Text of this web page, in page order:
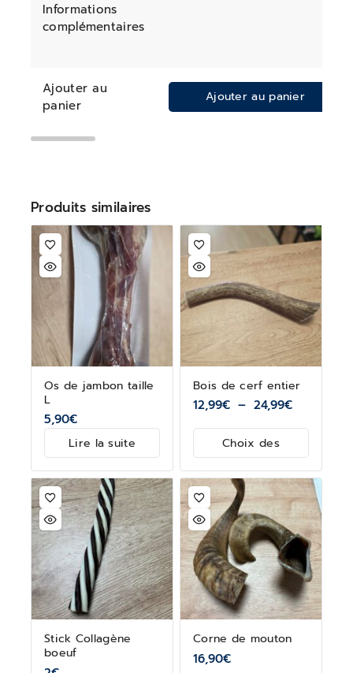
Informations
complémentaires
Ajouter au
panier
Ajouter au panier
Produits similaires
Os de jambon taille
L
5,90€
Lire la suite
Bois de cerf entier
12,99€ – 24,99€
Choix des
Stick Collagène
boeuf
Corne de mouton
16,90€